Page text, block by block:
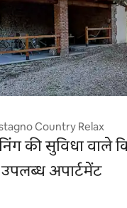
La Quercia and Castagno Country Relax
की सुविधा वाले
उपलब्ध अपार्टमेंट